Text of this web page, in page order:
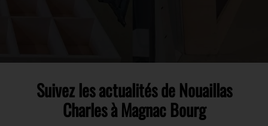
Suivez les actualités de Nouaillas
Charles à Magnac Bourg